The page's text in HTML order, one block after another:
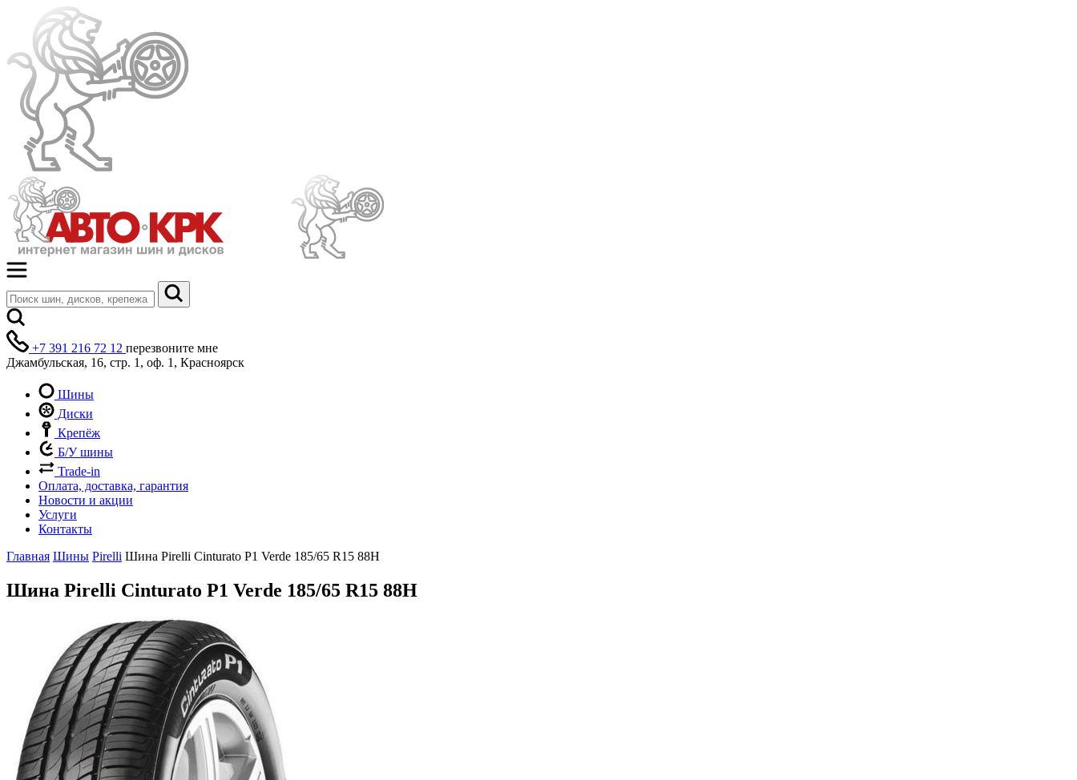
+7 391 216 72 12 перезвоните мне
Джамбульская, 16, стр. 1, оф. 1, Красноярск
Шины
Диски
Крепёж
Б/У шины
Trade-in
Оплата, доставка, гарантия
Новости и акции
Услуги
Контакты
Главная Шины Pirelli Шина Pirelli Cinturato P1 Verde 185/65 R15 88H
Шина Pirelli Cinturato P1 Verde 185/65 R15 88H